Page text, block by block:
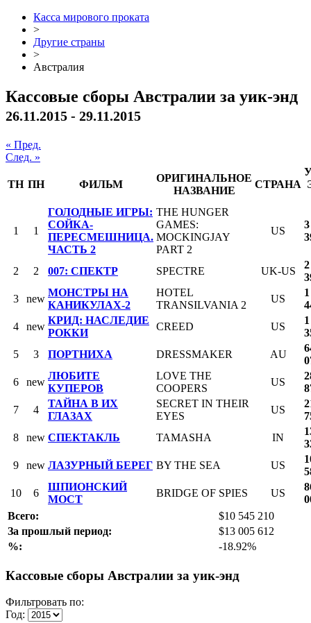
Касса мирового проката
>
Другие страны
>
Австралия
Кассовые сборы Австралии за уик-энд
26.11.2015 - 29.11.2015
« Пред.
След. »
ТН ПН ФИЛЬМ
ОРИГИНАЛЬНОЕ
НАЗВАНИЕ
СТРАНА
1 1
ГОЛОДНЫЕ ИГРЫ:
СОЙКА-
ПЕРЕСМЕШНИЦА.
ЧАСТЬ 2
THE HUNGER
GAMES:
MOCKINGJAY
PART 2
US
2 2 007: СПЕКТР SPECTRE UK-US
3
new
МОНСТРЫ НА
КАНИКУЛАХ-2
HOTEL
TRANSILVANIA 2
US
4
new
КРИД: НАСЛЕДИЕ
РОККИ
CREED US
5
3 ПОРТНИХА DRESSMAKER AU
6
new
ЛЮБИТЕ
КУПЕРОВ
LOVE THE
COOPERS
US
7
4
ТАЙНА В ИХ
ГЛАЗАХ
SECRET IN THEIR
EYES
US
8
new СПЕКТАКЛЬ TAMASHA IN
9
new ЛАЗУРНЫЙ БЕРЕГ BY THE SEA US
10
6
ШПИОНСКИЙ
МОСТ
BRIDGE OF SPIES US
Всего:
$10 545 210
За прошлый период:
$13 005 612
%:
-18.92%
Кассовые сборы Австралии за уик-энд
Фильтровать по:
Год: